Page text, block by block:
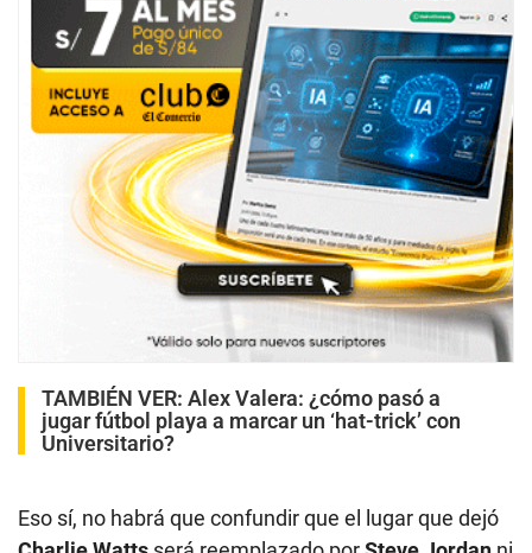
TAMBIÉN VER: Alex Valera: ¿cómo pasó a
jugar fútbol playa a marcar un ‘hat-trick’ con
Universitario?
Eso sí, no habrá que confundir que el lugar que dejó